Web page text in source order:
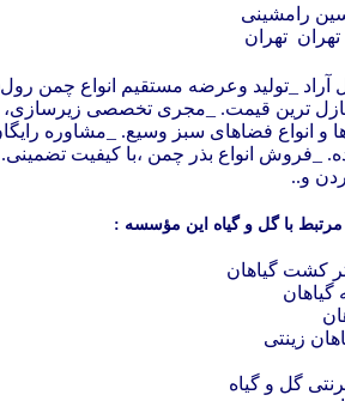
رامشینی
تهران تهران
_تولید وعرضه مستقیم انواع چمن
نازل ترین قیمت. _مجری تخصصی
و انواع فضاهای سبز وسیع. _مشاوره
_فروش انواع بذر چمن ،با کیفیت
و..
با گل و گیاه این مؤسسه :
کشت گیاهان
گیاهان
زینتی
گل و گیاه